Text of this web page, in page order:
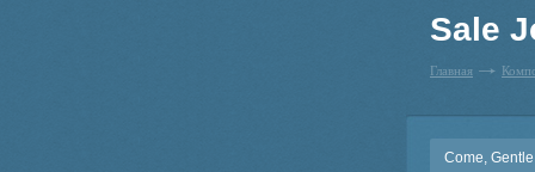
Sale
Главная
Come,